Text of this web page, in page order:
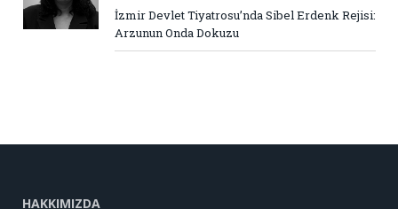
İzmir Devlet Tiyatrosu’nda Sibel Erdenk Rejisi:
Arzunun Onda Dokuzu
HAKKIMIZDA